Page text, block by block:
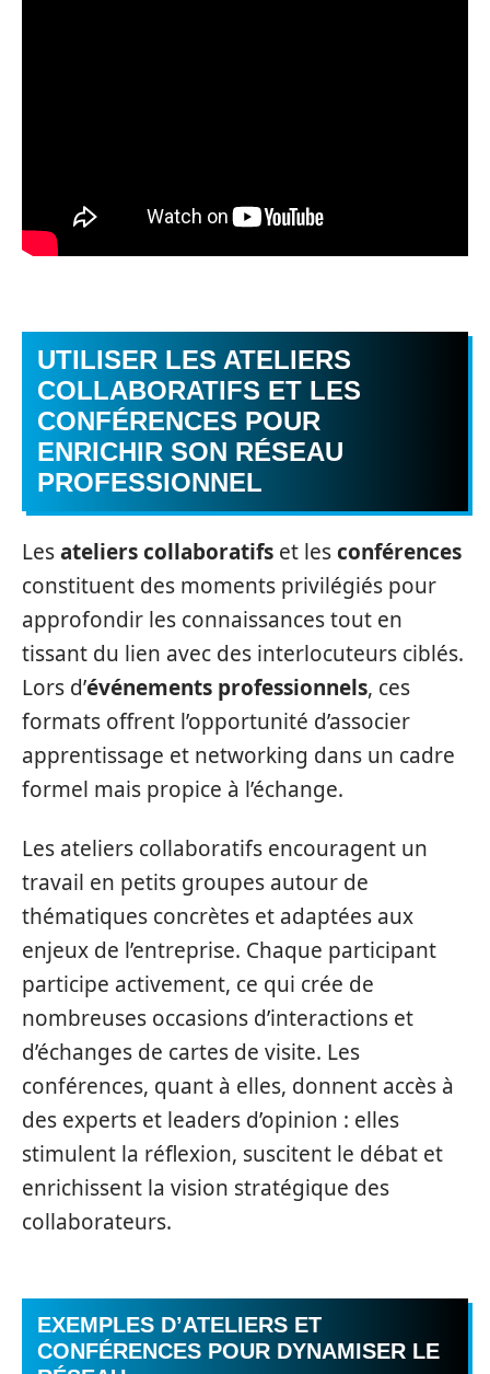
UTILISER LES ATELIERS
COLLABORATIFS ET LES
CONFÉRENCES POUR
ENRICHIR SON RÉSEAU
PROFESSIONNEL
Lesateliers collaboratifs et lesconférences
constituent des moments privilégiés pour
approfondir les connaissances tout en
tissant du lien avec des interlocuteurs ciblés.
Lors d’événements professionnels, ces
formats offrent l’opportunité d’associer
apprentissage et networking dans un cadre
formel mais propice à l’échange.
Les ateliers collaboratifs encouragent un
travail en petits groupes autour de
thématiques concrètes et adaptées aux
enjeux de l’entreprise. Chaque participant
participe activement, ce qui crée de
nombreuses occasions d’interactions et
d’échanges de cartes de visite. Les
conférences, quant à elles, donnent accès à
des experts et leaders d’opinion : elles
stimulent la réflexion, suscitent le débat et
enrichissent la vision stratégique des
collaborateurs.
EXEMPLES D’ATELIERS ET
CONFÉRENCES POUR DYNAMISER LE